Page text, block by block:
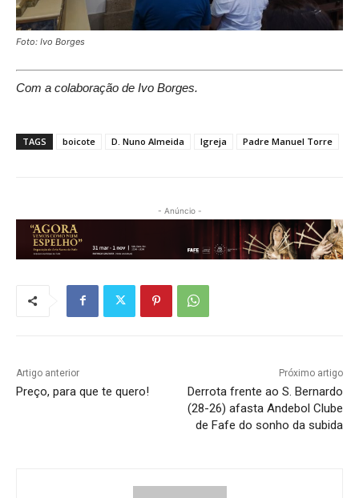
Foto: Ivo Borges
Com a colaboração de Ivo Borges.
TAGS boicote D. Nuno Almeida Igreja Padre Manuel Torre
- Anúncio -
Artigo anterior
Preço, para que te quero!
Próximo artigo
Derrota frente ao S. Bernardo
(28-26) afasta Andebol Clube
de Fafe do sonho da subida